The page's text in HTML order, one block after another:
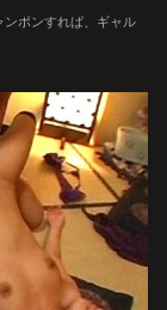
ポンすれば、ギャル